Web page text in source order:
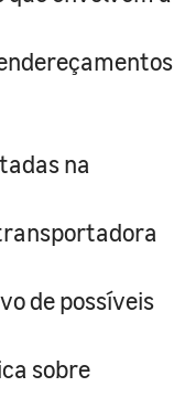
na
de possíveis
sobre